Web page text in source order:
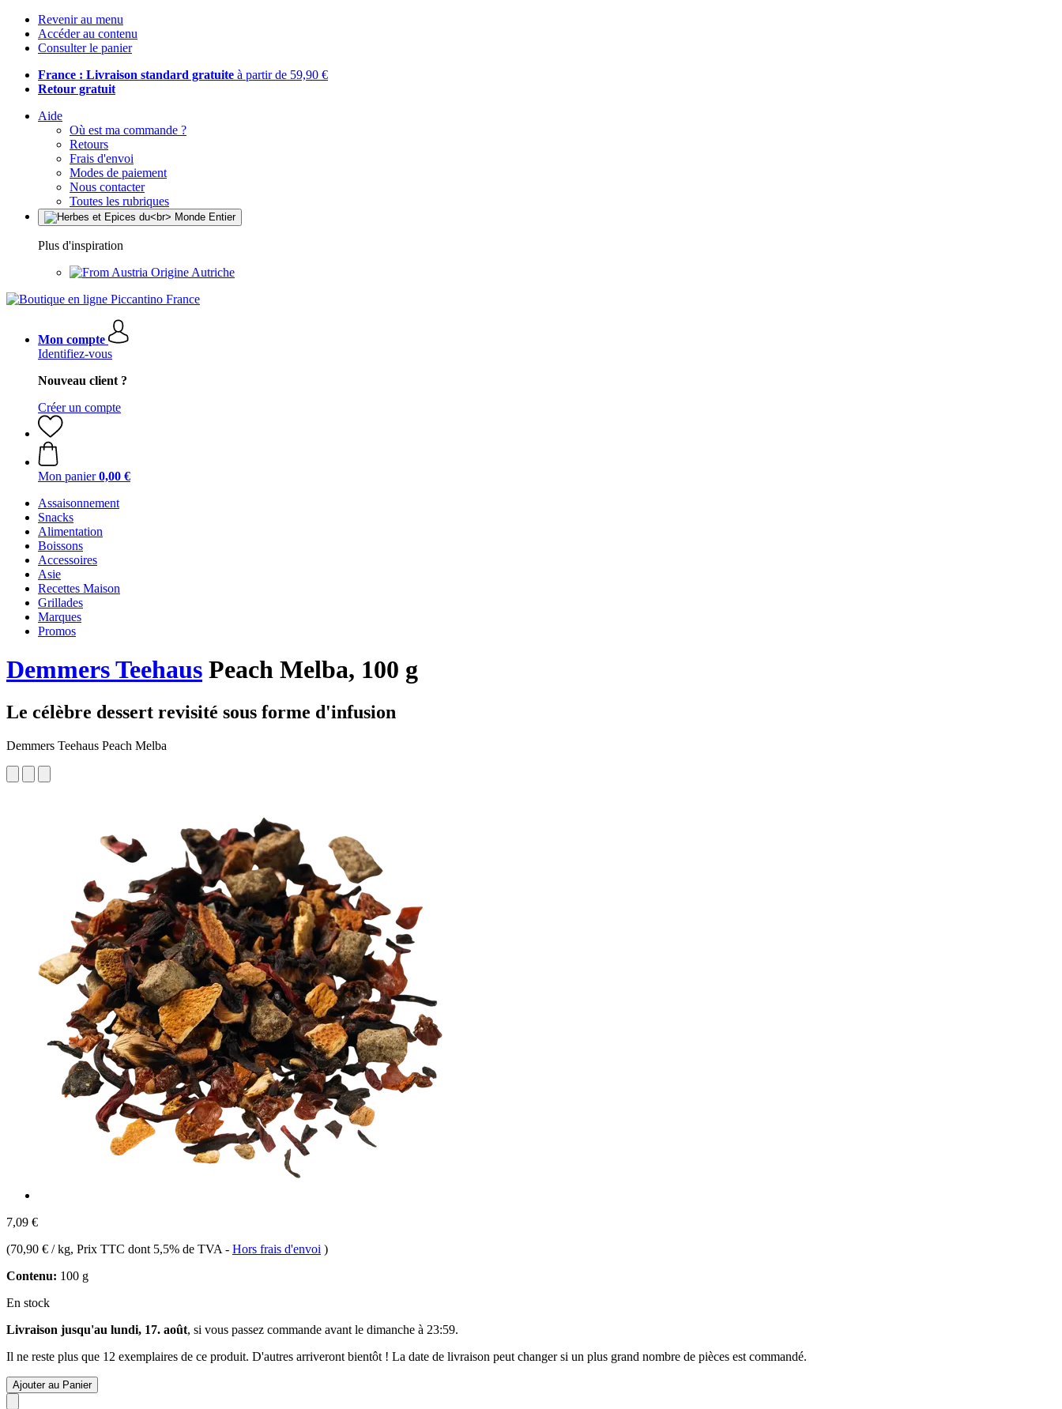
Revenir au menu
Accéder au contenu
Consulter le panier
France : Livraison standard gratuite à partir de 59,90 €
Retour gratuit
Aide
Où est ma commande ?
Retours
Frais d'envoi
Modes de paiement
Nous contacter
Toutes les rubriques
Plus d'inspiration
Origine Autriche
Mon compte
Identifiez-vous
Nouveau client ?
Créer un compte
Mon panier 0,00 €
Assaisonnement
Snacks
Alimentation
Boissons
Accessoires
Asie
Recettes Maison
Grillades
Marques
Promos
Demmers Teehaus Peach Melba, 100 g
Le célèbre dessert revisité sous forme d'infusion
Demmers Teehaus Peach Melba
7,09 €
(70,90 € / kg, Prix TTC dont 5,5% de TVA - Hors frais d'envoi )
Contenu: 100 g
En stock
Livraison jusqu'au lundi, 17. août, si vous passez commande avant le dimanche à 23:59.
Il ne reste plus que 12 exemplaires de ce produit. D'autres arriveront bientôt ! La date de livraison peut changer si un plus grand nombre de pièces est commandé.
Ajouter au Panier